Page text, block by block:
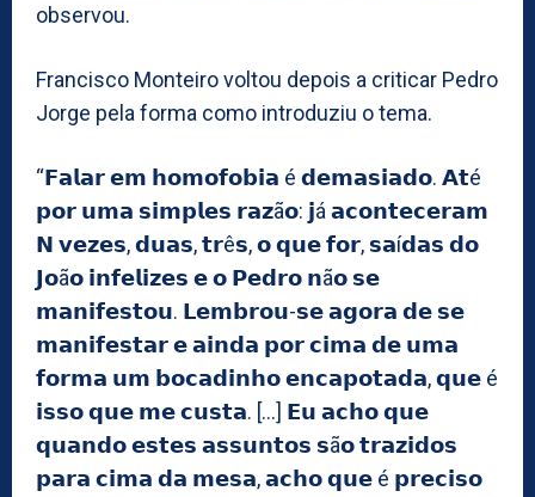
observou.
Francisco Monteiro voltou depois a criticar Pedro
Jorge pela forma como introduziu o tema.
“𝗙𝗮𝗹𝗮𝗿 𝗲𝗺 𝗵𝗼𝗺𝗼𝗳𝗼𝗯𝗶𝗮 é 𝗱𝗲𝗺𝗮𝘀𝗶𝗮𝗱𝗼. 𝗔𝘁é
𝗽𝗼𝗿 𝘂𝗺𝗮 𝘀𝗶𝗺𝗽𝗹𝗲𝘀 𝗿𝗮𝘇ã𝗼: 𝗷á 𝗮𝗰𝗼𝗻𝘁𝗲𝗰𝗲𝗿𝗮𝗺
𝗡 𝘃𝗲𝘇𝗲𝘀, 𝗱𝘂𝗮𝘀, 𝘁𝗿ê𝘀, 𝗼 𝗾𝘂𝗲 𝗳𝗼𝗿, 𝘀𝗮í𝗱𝗮𝘀 𝗱𝗼
𝗝𝗼ã𝗼 𝗶𝗻𝗳𝗲𝗹𝗶𝘇𝗲𝘀 𝗲 𝗼 𝗣𝗲𝗱𝗿𝗼 𝗻ã𝗼 𝘀𝗲
𝗺𝗮𝗻𝗶𝗳𝗲𝘀𝘁𝗼𝘂. 𝗟𝗲𝗺𝗯𝗿𝗼𝘂-𝘀𝗲 𝗮𝗴𝗼𝗿𝗮 𝗱𝗲 𝘀𝗲
𝗺𝗮𝗻𝗶𝗳𝗲𝘀𝘁𝗮𝗿 𝗲 𝗮𝗶𝗻𝗱𝗮 𝗽𝗼𝗿 𝗰𝗶𝗺𝗮 𝗱𝗲 𝘂𝗺𝗮
𝗳𝗼𝗿𝗺𝗮 𝘂𝗺 𝗯𝗼𝗰𝗮𝗱𝗶𝗻𝗵𝗼 𝗲𝗻𝗰𝗮𝗽𝗼𝘁𝗮𝗱𝗮, 𝗾𝘂𝗲 é
𝗶𝘀𝘀𝗼 𝗾𝘂𝗲 𝗺𝗲 𝗰𝘂𝘀𝘁𝗮. […] 𝗘𝘂 𝗮𝗰𝗵𝗼 𝗾𝘂𝗲
𝗾𝘂𝗮𝗻𝗱𝗼 𝗲𝘀𝘁𝗲𝘀 𝗮𝘀𝘀𝘂𝗻𝘁𝗼𝘀 𝘀ã𝗼 𝘁𝗿𝗮𝘇𝗶𝗱𝗼𝘀
𝗽𝗮𝗿𝗮 𝗰𝗶𝗺𝗮 𝗱𝗮 𝗺𝗲𝘀𝗮, 𝗮𝗰𝗵𝗼 𝗾𝘂𝗲 é 𝗽𝗿𝗲𝗰𝗶𝘀𝗼